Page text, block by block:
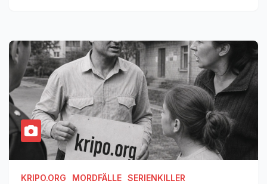
KRIPO.ORG MORDFÄLLE SERIENKILLER